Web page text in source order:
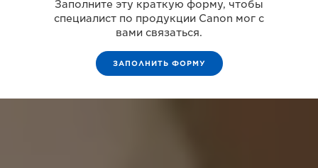
Заполните эту краткую форму, чтобы
специалист по продукции Canon мог с
вами связаться.
ЗАПОЛНИТЬ ФОРМУ